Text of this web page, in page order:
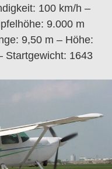
100 km/h –
9.000 m
9,50 m – Höhe:
Startgewicht: 1643